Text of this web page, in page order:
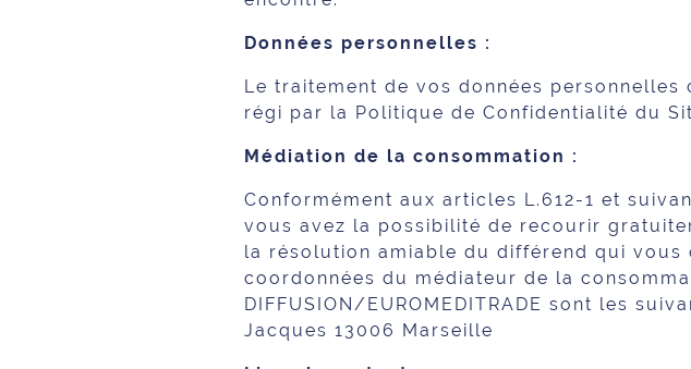
Données personnelles :
Le traitement de vos données
régi par la Politique de Confidentialité du
Médiation de la consommation :
Conformément aux articles L.612-1 et
vous avez la possibilité de recourir
la résolution amiable du différend qui vous
coordonnées du médiateur de la
DIFFUSION/EUROMEDITRADE sont les
Jacques 13006 Marseille